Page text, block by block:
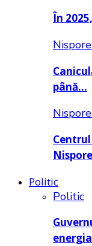
În
până…
Politic
Politic